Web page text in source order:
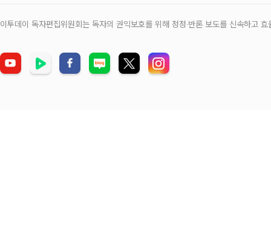
이투데이 독자편집위원회는 독자의 권익보호를 위해 정정‧반론 보도를 신속하고